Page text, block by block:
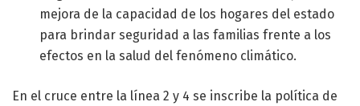
mejora de la capacidad de los hogares del estado
para brindar seguridad a las familias frente a los
efectos en la salud del fenómeno climático.
En el cruce entre la línea 2 y 4 se inscribe la política de